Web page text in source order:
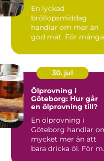
bröllopsmiddag
En lyckad
bröllopsmiddag
handlar om mer än
god mat. För många
30. jul
Ölprovning i
Göteborg: Hur går
en ölprovning till?
En ölprovning i
Göteborg handlar
mycket mer än att
bara dricka öl. För